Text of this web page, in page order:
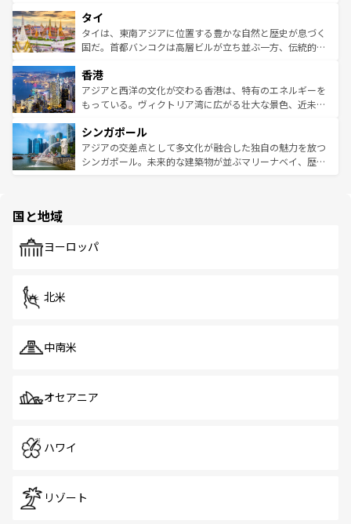
リティに包まれながら、韓国の多彩な魅力を心ゆくまで味
わってみてほしい。 なお、新着の韓国情報はコンテンツ一
覧を参照してほしい。
急速な発展と共に伝統が息づく。ハノイの古い町並みやホ
ーチミン市のフランス統治時代の建物も、独特の雰囲気を
醸し出している。また、バラエティの豊かさとおいしさで
とつ。フォーやバインミー、ベトナムコーヒーなどは、ぜ
ひ現地で味わいたい。どの地域を訪れてもあたたかい人々
が旅行者を迎えてくれるので、きっと忘れられない旅にな
参照してほしい。
タイ
タイは、東南アジアに位置する豊かな自然と歴史が息づく
国だ。首都バンコクは高層ビルが立ち並ぶ一方、伝統的な
の活気が交差している。北部ではチェンマイなどの山岳地
帯で自然と触れ合い、南部ではプーケットやクラビの美し
いビーチでリゾート気分を楽しむことができる。タイ料理
激する。気候は一年中温暖で、どの季節にも異なる楽しみ
が待っている。親しみやすいタイの人々、仏教を中心とし
た文化、そして多様な観光資源が、訪れる旅人を魅了し続
香港
アジアと西洋の文化が交わる香港は、特有のエネルギーを
もっている。ヴィクトリア湾に広がる壮大な景色、近未来
み、どこを訪れても感動するはず。観光スポットが密集し
ており、効率よく見どころを回れるのも魅力。息をのむよ
うな絶景から文化的な体験まで、香港を存分に楽しみ尽く
シンガポール
アジアの交差点として多文化が融合した独自の魅力を放つ
シンガポール。未来的な建築物が並ぶマリーナベイ、歴史
で、ホーカーズは地元の風情を楽しめる外せないスポット
国と地域
ヨーロッパ
北米
中南米
オセアニア
ハワイ
リゾート